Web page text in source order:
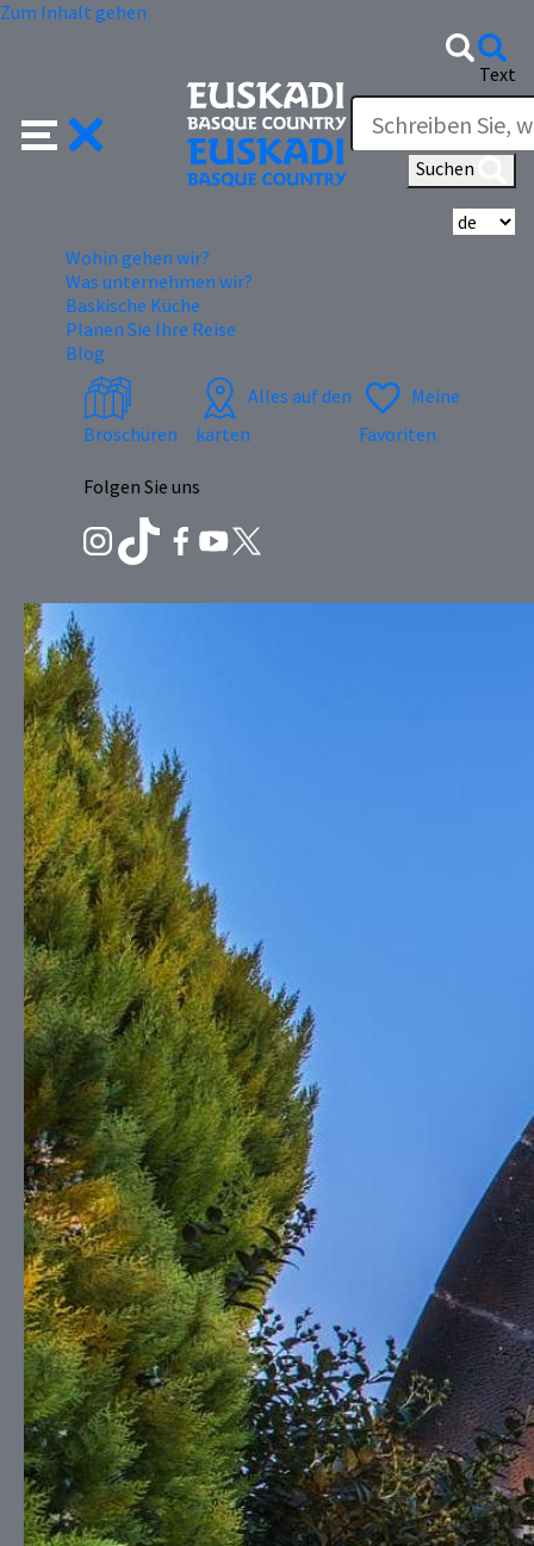
Zum Inhalt gehen
Text
Suchen
Wohin gehen wir?
Was unternehmen wir?
Baskische Küche
Planen Sie Ihre Reise
Blog
Broschüren
Alles auf den
karten
Meine
Favoriten
Folgen Sie uns